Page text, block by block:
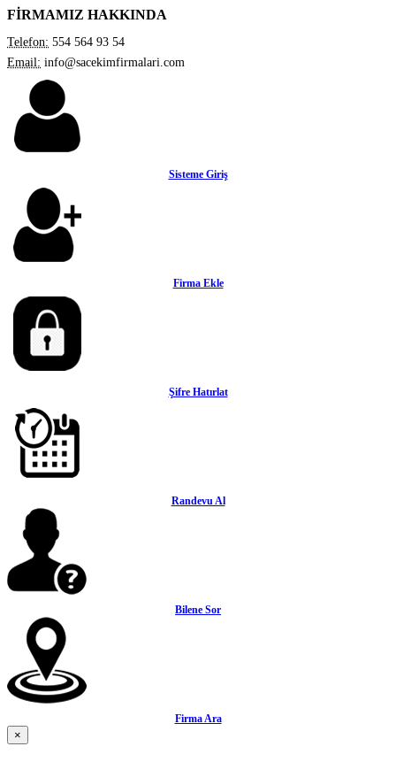
FİRMAMIZ HAKKINDA
Telefon: 554 564 93 54
Email: info@sacekimfirmalari.com
Sisteme Giriş
Firma Ekle
Şifre Hatırlat
Randevu Al
Bilene Sor
Firma Ara
×